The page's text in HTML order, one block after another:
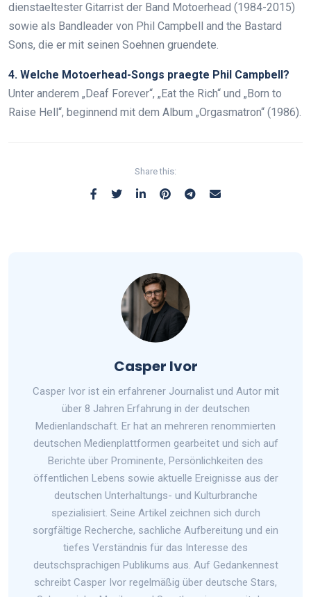
dienstaeltester Gitarrist der Band Motoerhead (1984-2015)
sowie als Bandleader von Phil Campbell and the Bastard
Sons, die er mit seinen Soehnen gruendete.
4. Welche Motoerhead-Songs praegte Phil Campbell?
Unter anderem „Deaf Forever“, „Eat the Rich“ und „Born to
Raise Hell“, beginnend mit dem Album „Orgasmatron“ (1986).
Share this:
Casper Ivor
Casper Ivor ist ein erfahrener Journalist und Autor mit
über 8 Jahren Erfahrung in der deutschen
Medienlandschaft. Er hat an mehreren renommierten
deutschen Medienplattformen gearbeitet und sich auf
Berichte über Prominente, Persönlichkeiten des
öffentlichen Lebens sowie aktuelle Ereignisse aus der
deutschen Unterhaltungs- und Kulturbranche
spezialisiert. Seine Artikel zeichnen sich durch
sorgfältige Recherche, sachliche Aufbereitung und ein
tiefes Verständnis für das Interesse des
deutschsprachigen Publikums aus. Auf Gedankennest
schreibt Casper Ivor regelmäßig über deutsche Stars,